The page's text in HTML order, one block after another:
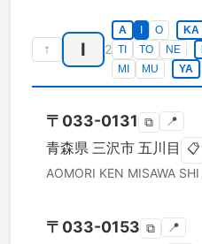
↑ I 2
A O KA
TI
TO NE
MI
MU YA
〒 033-0131 ⧉ 📍
青森県 三沢市 五川目 📋
AOMORI KEN MISAWA SHI
〒 033-0153 ⧉ 📍